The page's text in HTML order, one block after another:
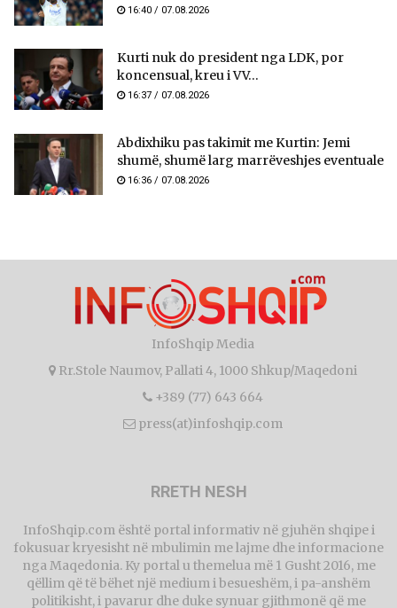
16:40 / 07.08.2026
Kurti nuk do president nga LDK, por
koncensual, kreu i VV...
16:37 / 07.08.2026
Abdixhiku pas takimit me Kurtin: Jemi
shumë, shumë larg marrëveshjes eventuale
16:36 / 07.08.2026
InfoShqip Media
Rr.Stole Naumov, Pallati 4, 1000 Shkup/Maqedoni
+389 (77) 643 664
press(at)infoshqip.com
RRETH NESH
InfoShqip.com është portal informativ në gjuhën shqipe i
fokusuar kryesisht në mbulimin me lajme dhe informacione
nga Maqedonia. Ky portal u themelua më 1 Gusht 2016, me
qëllim që të bëhet një medium i besueshëm, i pa-anshëm
politikisht, i pavarur dhe duke synuar gjithmonë që me